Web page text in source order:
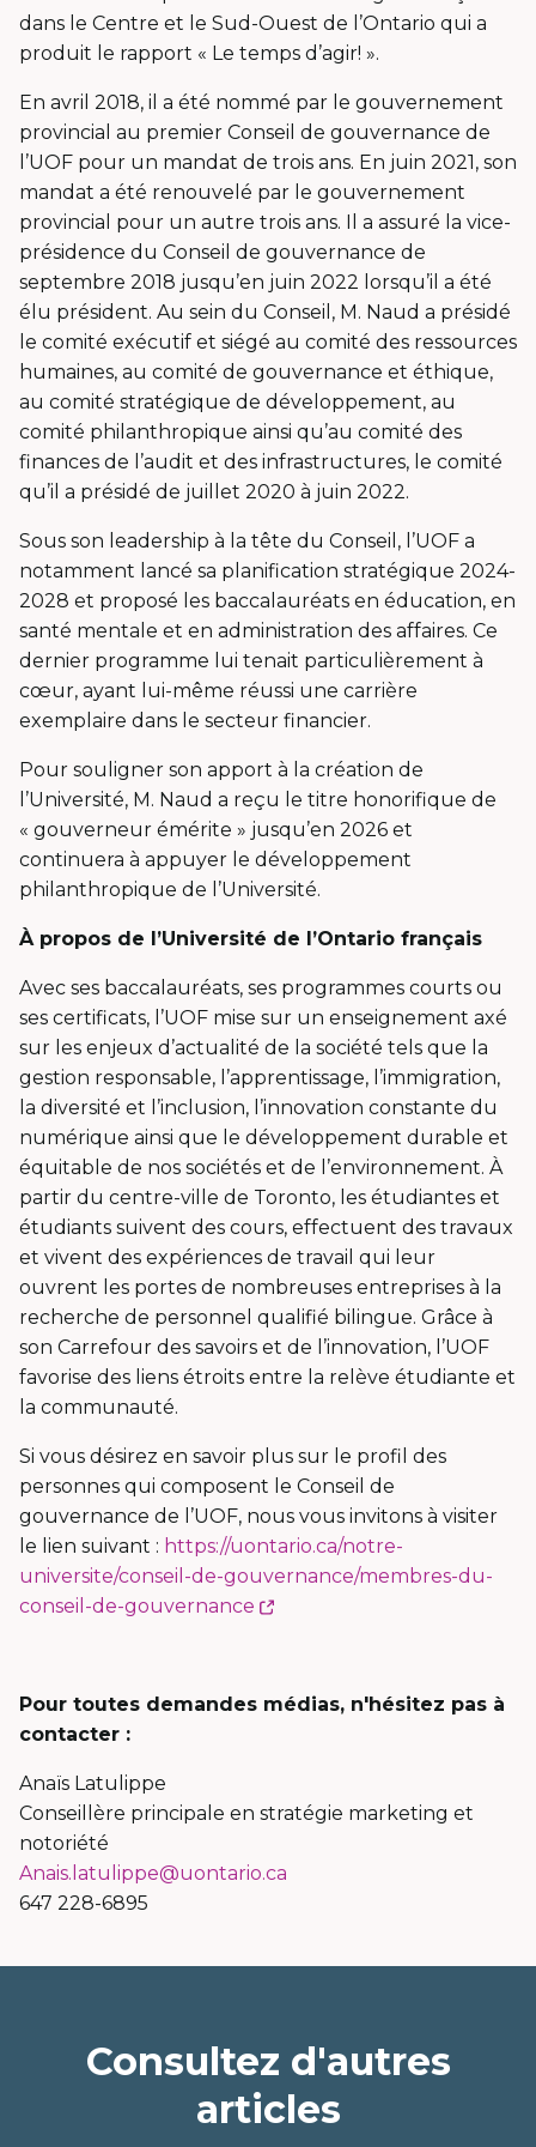
dans le Centre et le Sud-Ouest de l’Ontario qui a
produit le rapport « Le temps d’agir! ».
En avril 2018, il a été nommé par le gouvernement
provincial au premier Conseil de gouvernance de
l’UOF pour un mandat de trois ans. En juin 2021, son
mandat a été renouvelé par le gouvernement
provincial pour un autre trois ans. Il a assuré la vice-
présidence du Conseil de gouvernance de
septembre 2018 jusqu’en juin 2022 lorsqu’il a été
élu président. Au sein du Conseil, M. Naud a présidé
le comité exécutif et siégé au comité des ressources
humaines, au comité de gouvernance et éthique,
au comité stratégique de développement, au
comité philanthropique ainsi qu’au comité des
finances de l’audit et des infrastructures, le comité
qu’il a présidé de juillet 2020 à juin 2022.
Sous son leadership à la tête du Conseil, l’UOF a
notamment lancé sa planification stratégique 2024-
2028 et proposé les baccalauréats en éducation, en
santé mentale et en administration des affaires. Ce
dernier programme lui tenait particulièrement à
cœur, ayant lui-même réussi une carrière
exemplaire dans le secteur financier.
Pour souligner son apport à la création de
l’Université, M. Naud a reçu le titre honorifique de
« gouverneur émérite » jusqu’en 2026 et
continuera à appuyer le développement
philanthropique de l’Université.
À propos de l’Université de l’Ontario français
Avec ses baccalauréats, ses programmes courts ou
ses certificats, l’UOF mise sur un enseignement axé
sur les enjeux d’actualité de la société tels que la
gestion responsable, l’apprentissage, l’immigration,
la diversité et l’inclusion, l’innovation constante du
numérique ainsi que le développement durable et
équitable de nos sociétés et de l’environnement. À
partir du centre-ville de Toronto, les étudiantes et
étudiants suivent des cours, effectuent des travaux
et vivent des expériences de travail qui leur
ouvrent les portes de nombreuses entreprises à la
recherche de personnel qualifié bilingue. Grâce à
son Carrefour des savoirs et de l’innovation, l’UOF
favorise des liens étroits entre la relève étudiante et
la communauté.
Si vous désirez en savoir plus sur le profil des
personnes qui composent le Conseil de
gouvernance de l’UOF, nous vous invitons à visiter
le lien suivant : https://uontario.ca/notre-
universite/conseil-de-gouvernance/membres-du-
conseil-de-gouvernance
dans
Pour toutes demandes médias, n'hésitez pas à
contacter :
Anaïs Latulippe
Conseillère principale en stratégie marketing et
notoriété
Anais.latulippe@uontario.ca
647 228-6895
Consultez d'autres
articles